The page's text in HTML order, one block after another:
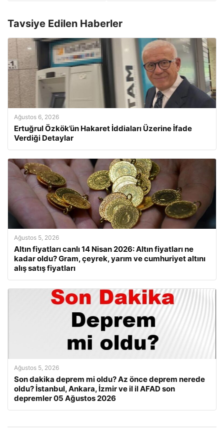
Tavsiye Edilen Haberler
Ağustos 6, 2026
Ertuğrul Özkök’ün Hakaret İddiaları Üzerine İfade
Verdiği Detaylar
Ağustos 5, 2026
Altın fiyatları canlı 14 Nisan 2026: Altın fiyatları ne
kadar oldu? Gram, çeyrek, yarım ve cumhuriyet altını
alış satış fiyatları
Ağustos 5, 2026
Son dakika deprem mi oldu? Az önce deprem nerede
oldu? İstanbul, Ankara, İzmir ve il il AFAD son
depremler 05 Ağustos 2026